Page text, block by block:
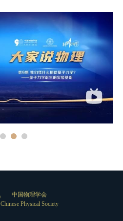
中国物理学会
Chinese Physical Society